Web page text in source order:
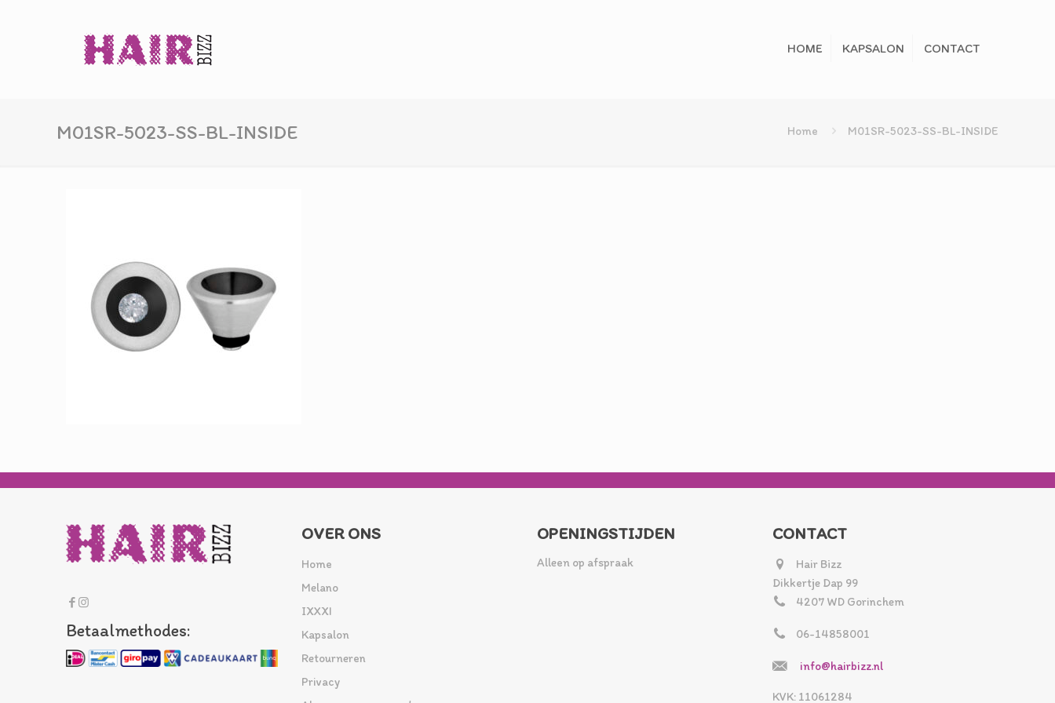
HOME KAPSALON CONTACT
M01SR-5023-SS-BL-INSIDE Home M01SR-5023-SS-BL-INSIDE
Betaalmethodes:
OVER ONS
Home
Melano
IXXXI
Kapsalon
Retourneren
Privacy
OPENINGSTIJDEN
Alleen op afspraak
CONTACT
Hair Bizz
Dikkertje Dap 99
4207 WD Gorinchem
06-14858001
info@hairbizz.nl
KVK: 11061284